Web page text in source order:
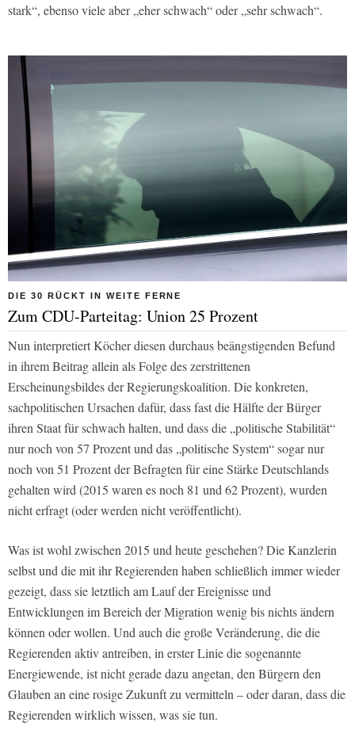
stark“, ebenso viele aber „eher schwach“ oder „sehr schwach“.
DIE 30 RÜCKT IN WEITE FERNE
Zum CDU-Parteitag: Union 25 Prozent
Nun interpretiert Köcher diesen durchaus beängstigenden Befund
in ihrem Beitrag allein als Folge des zerstrittenen
Erscheinungsbildes der Regierungskoalition. Die konkreten,
sachpolitischen Ursachen dafür, dass fast die Hälfte der Bürger
ihren Staat für schwach halten, und dass die „politische Stabilität“
nur noch von 57 Prozent und das „politische System“ sogar nur
noch von 51 Prozent der Befragten für eine Stärke Deutschlands
gehalten wird (2015 waren es noch 81 und 62 Prozent), wurden
nicht erfragt (oder werden nicht veröffentlicht).
Was ist wohl zwischen 2015 und heute geschehen? Die Kanzlerin
selbst und die mit ihr Regierenden haben schließlich immer wieder
gezeigt, dass sie letztlich am Lauf der Ereignisse und
Entwicklungen im Bereich der Migration wenig bis nichts ändern
können oder wollen. Und auch die große Veränderung, die die
Regierenden aktiv antreiben, in erster Linie die sogenannte
Energiewende, ist nicht gerade dazu angetan, den Bürgern den
Glauben an eine rosige Zukunft zu vermitteln – oder daran, dass die
Regierenden wirklich wissen, was sie tun.